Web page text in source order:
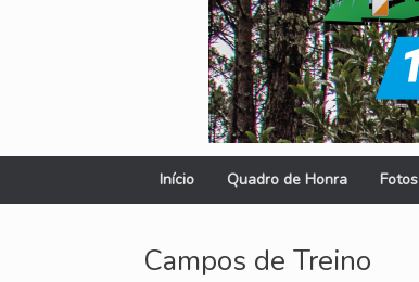
Início Quadro de Honra Fotos
Campos de Treino